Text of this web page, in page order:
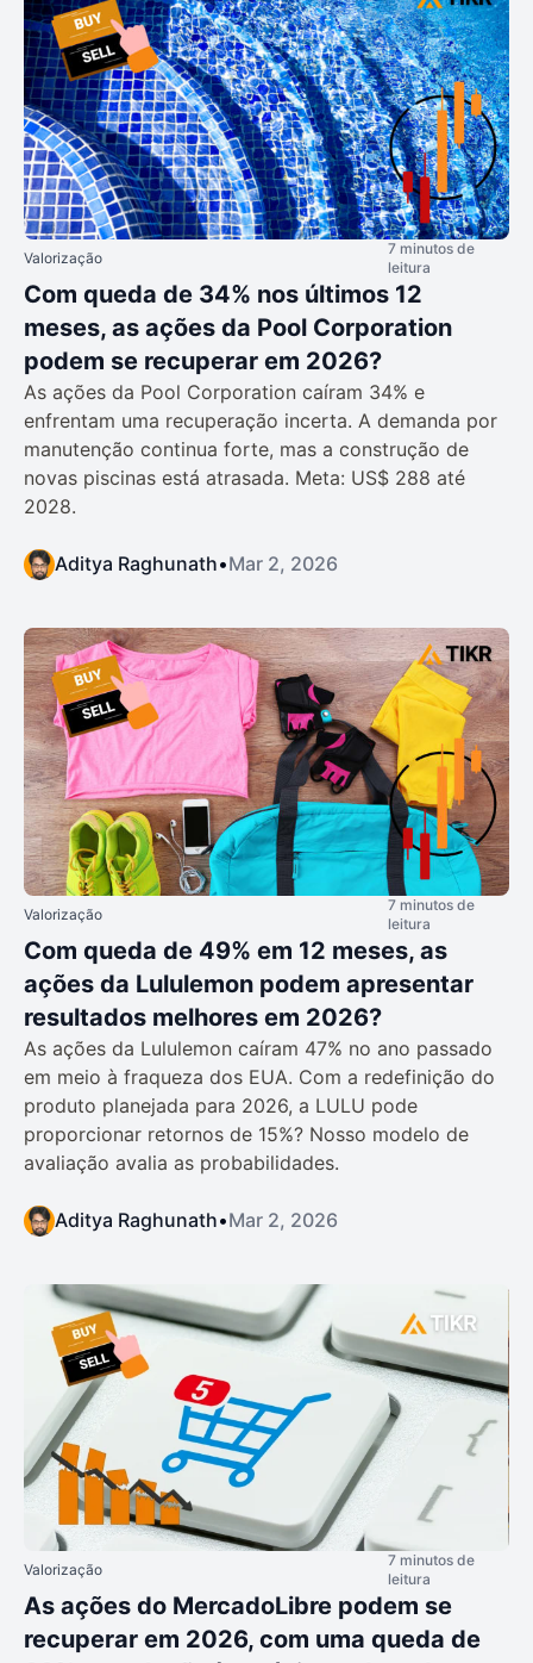
Valorização
7 minutos de
leitura
Com queda de 34% nos últimos 12
meses, as ações da Pool Corporation
podem se recuperar em 2026?
As ações da Pool Corporation caíram 34% e
enfrentam uma recuperação incerta. A demanda por
manutenção continua forte, mas a construção de
novas piscinas está atrasada. Meta: US$ 288 até
2028.
Aditya Raghunath•Mar 2, 2026
Valorização
7 minutos de
leitura
Com queda de 49% em 12 meses, as
ações da Lululemon podem apresentar
resultados melhores em 2026?
As ações da Lululemon caíram 47% no ano passado
em meio à fraqueza dos EUA. Com a redefinição do
produto planejada para 2026, a LULU pode
proporcionar retornos de 15%? Nosso modelo de
avaliação avalia as probabilidades.
Aditya Raghunath•Mar 2, 2026
Valorização
7 minutos de
leitura
As ações do MercadoLibre podem se
recuperar em 2026, com uma queda de